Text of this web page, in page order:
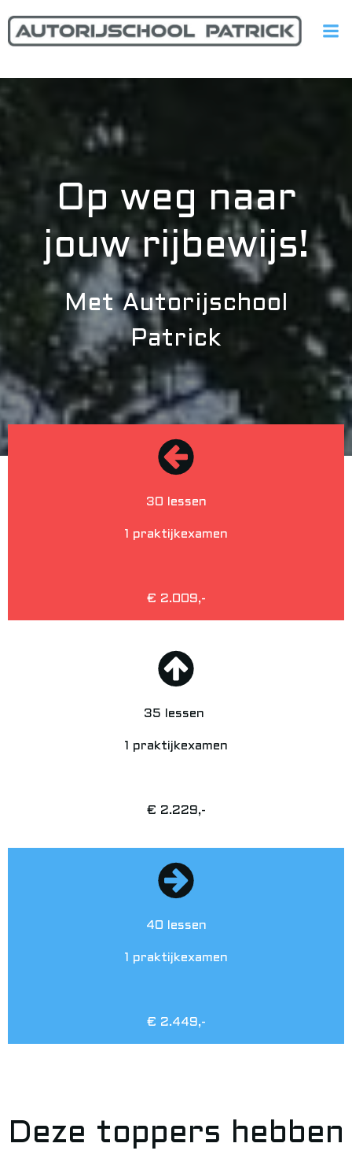
naar
de
Op weg naar
jouw rijbewijs!
Met Autorijschool
Patrick
30 lessen
1 praktijkexamen
€ 2.009,-
35 lessen
1 praktijkexamen
€ 2.229,-
40 lessen
1 praktijkexamen
€ 2.449,-
Deze toppers hebben